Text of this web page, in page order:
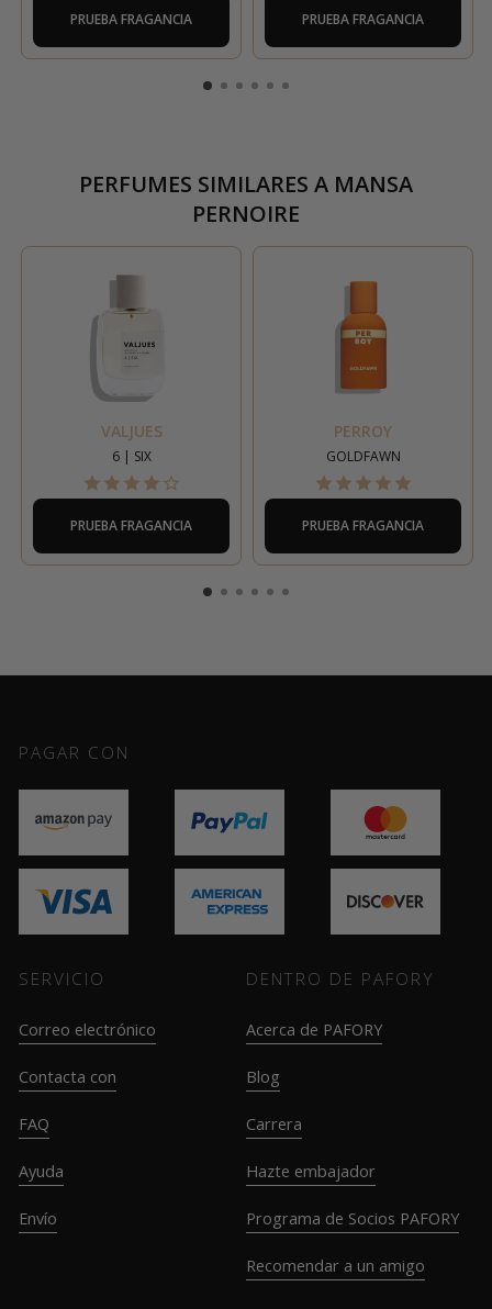
PRUEBA FRAGANCIA PRUEBA FRAGANCIA
PERFUMES SIMILARES A MANSA
PERNOIRE
VALJUES
6 | SIX
PRUEBA FRAGANCIA
PERROY
GOLDFAWN
PRUEBA FRAGANCIA
PAGAR CON
SERVICIO
Correo electrónico
Contacta con
FAQ
Ayuda
Envío
DENTRO DE PAFORY
Acerca de PAFORY
Blog
Carrera
Hazte embajador
Programa de Socios PAFORY
Recomendar a un amigo